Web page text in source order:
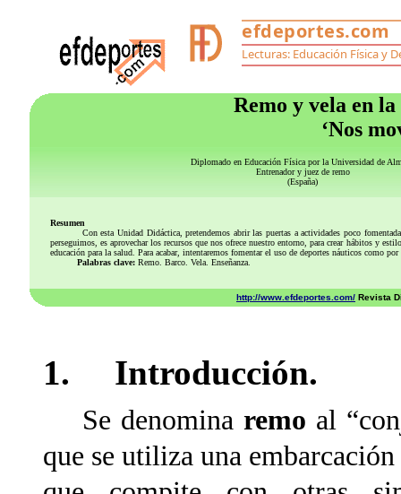
Remo y vela en
‘Nos
Diplomado en Educación Física por la Universidad de
Entrenador y juez de remo
(España)
Resumen
Con esta Unidad Didáctica, pretendemos abrir las puertas a actividades poco
perseguimos, es aprovechar los recursos que nos ofrece nuestro entorno, para crear hábitos y
educación para la salud. Para acabar, intentaremos fomentar el uso de deportes náuticos como
Palabras clave:Remo. Barco. Vela. Enseñanza.
http://www.efdeportes.com/ Revista
1. Introducción.
Se denomina remo al
que se utiliza una